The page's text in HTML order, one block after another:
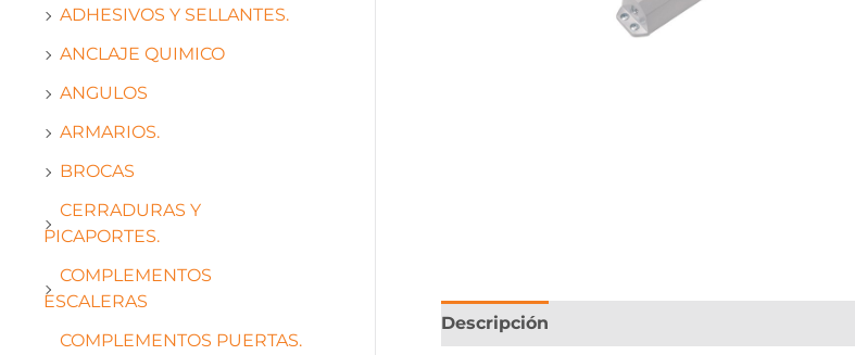
ADHESIVOS Y SELLANTES.
ANCLAJE QUIMICO
ANGULOS
ARMARIOS.
BROCAS
CERRADURAS Y
PICAPORTES.
COMPLEMENTOS
ESCALERAS
COMPLEMENTOS PUERTAS.
Descripción